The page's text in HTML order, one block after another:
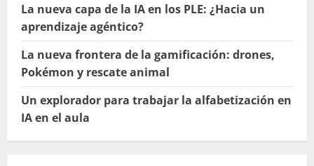
La nueva capa de la IA en los PLE: ¿Hacia un
aprendizaje agéntico?
La nueva frontera de la gamificación: drones,
Pokémon y rescate animal
Un explorador para trabajar la alfabetización en
IA en el aula